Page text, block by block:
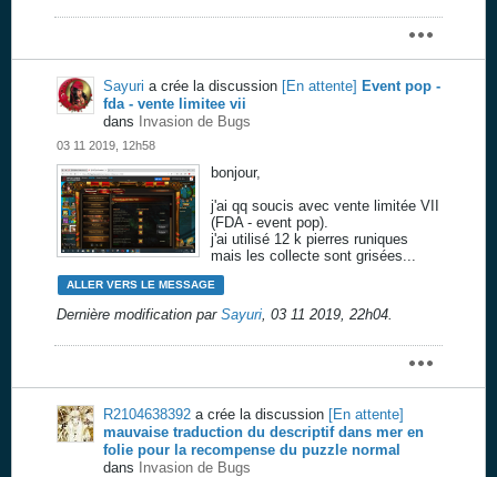
Sayuri a crée la discussion [En attente] Event pop -
fda - vente limitee vii
dans
Invasion de Bugs
03 11 2019, 12h58
bonjour,
j'ai qq soucis avec vente limitée VII
(FDA - event pop).
j'ai utilisé 12 k pierres runiques
mais les collecte sont grisées...
ALLER VERS LE MESSAGE
Dernière modification par Sayuri, 03 11 2019, 22h04.
R2104638392 a crée la discussion [En attente]
mauvaise traduction du descriptif dans mer en
folie pour la recompense du puzzle normal
dans
Invasion de Bugs